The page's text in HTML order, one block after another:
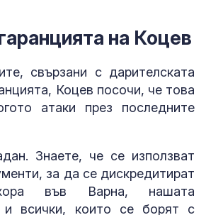
на Коцев
свързани с дарителската
Коцев посочи, че това
атаки през последните
Знаете, че се използват
за да се дискредитират
във Варна, нашата
и всички, които се борят с